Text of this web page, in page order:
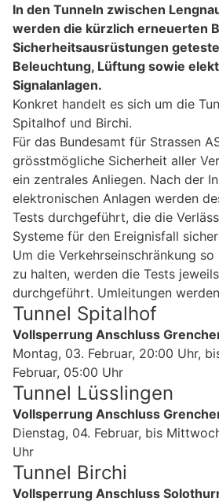
In den Tunneln zwischen
werden die kürzlich erneuerten
Sicherheitsausrüstungen
Beleuchtung, Lüftung sowie
Signalanlagen.
Konkret handelt es sich um die
Spitalhof und Birchi.
Für das Bundesamt für Strassen
grösstmögliche Sicherheit aller
ein zentrales Anliegen. Nach der
elektronischen Anlagen werden
Tests durchgeführt, die die
Systeme für den Ereignisfall
Um die Verkehrseinschränkung
zu halten, werden die Tests
durchgeführt. Umleitungen
Tunnel Spitalhof
Vollsperrung Anschluss
Montag, 03. Februar, 20:00 Uhr,
Februar, 05:00 Uhr
Tunnel Lüsslingen
Vollsperrung Anschluss
Dienstag, 04. Februar, bis
Uhr
Tunnel Birchi
Vollsperrung Anschluss